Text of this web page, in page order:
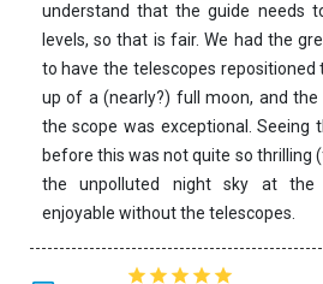
understand that the guide needs
levels, so that is fair. We had the
to have the telescopes repositioned
up of a (nearly?) full moon, and
the scope was exceptional. Seeing
before this was not quite so thrilling
the unpolluted night sky at the
enjoyable without the telescopes.